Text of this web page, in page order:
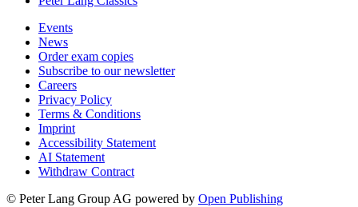
Events
News
Order exam copies
Subscribe to our newsletter
Careers
Privacy Policy
Terms & Conditions
Imprint
Accessibility Statement
AI Statement
Withdraw Contract
© Peter Lang Group AG powered by Open Publishing